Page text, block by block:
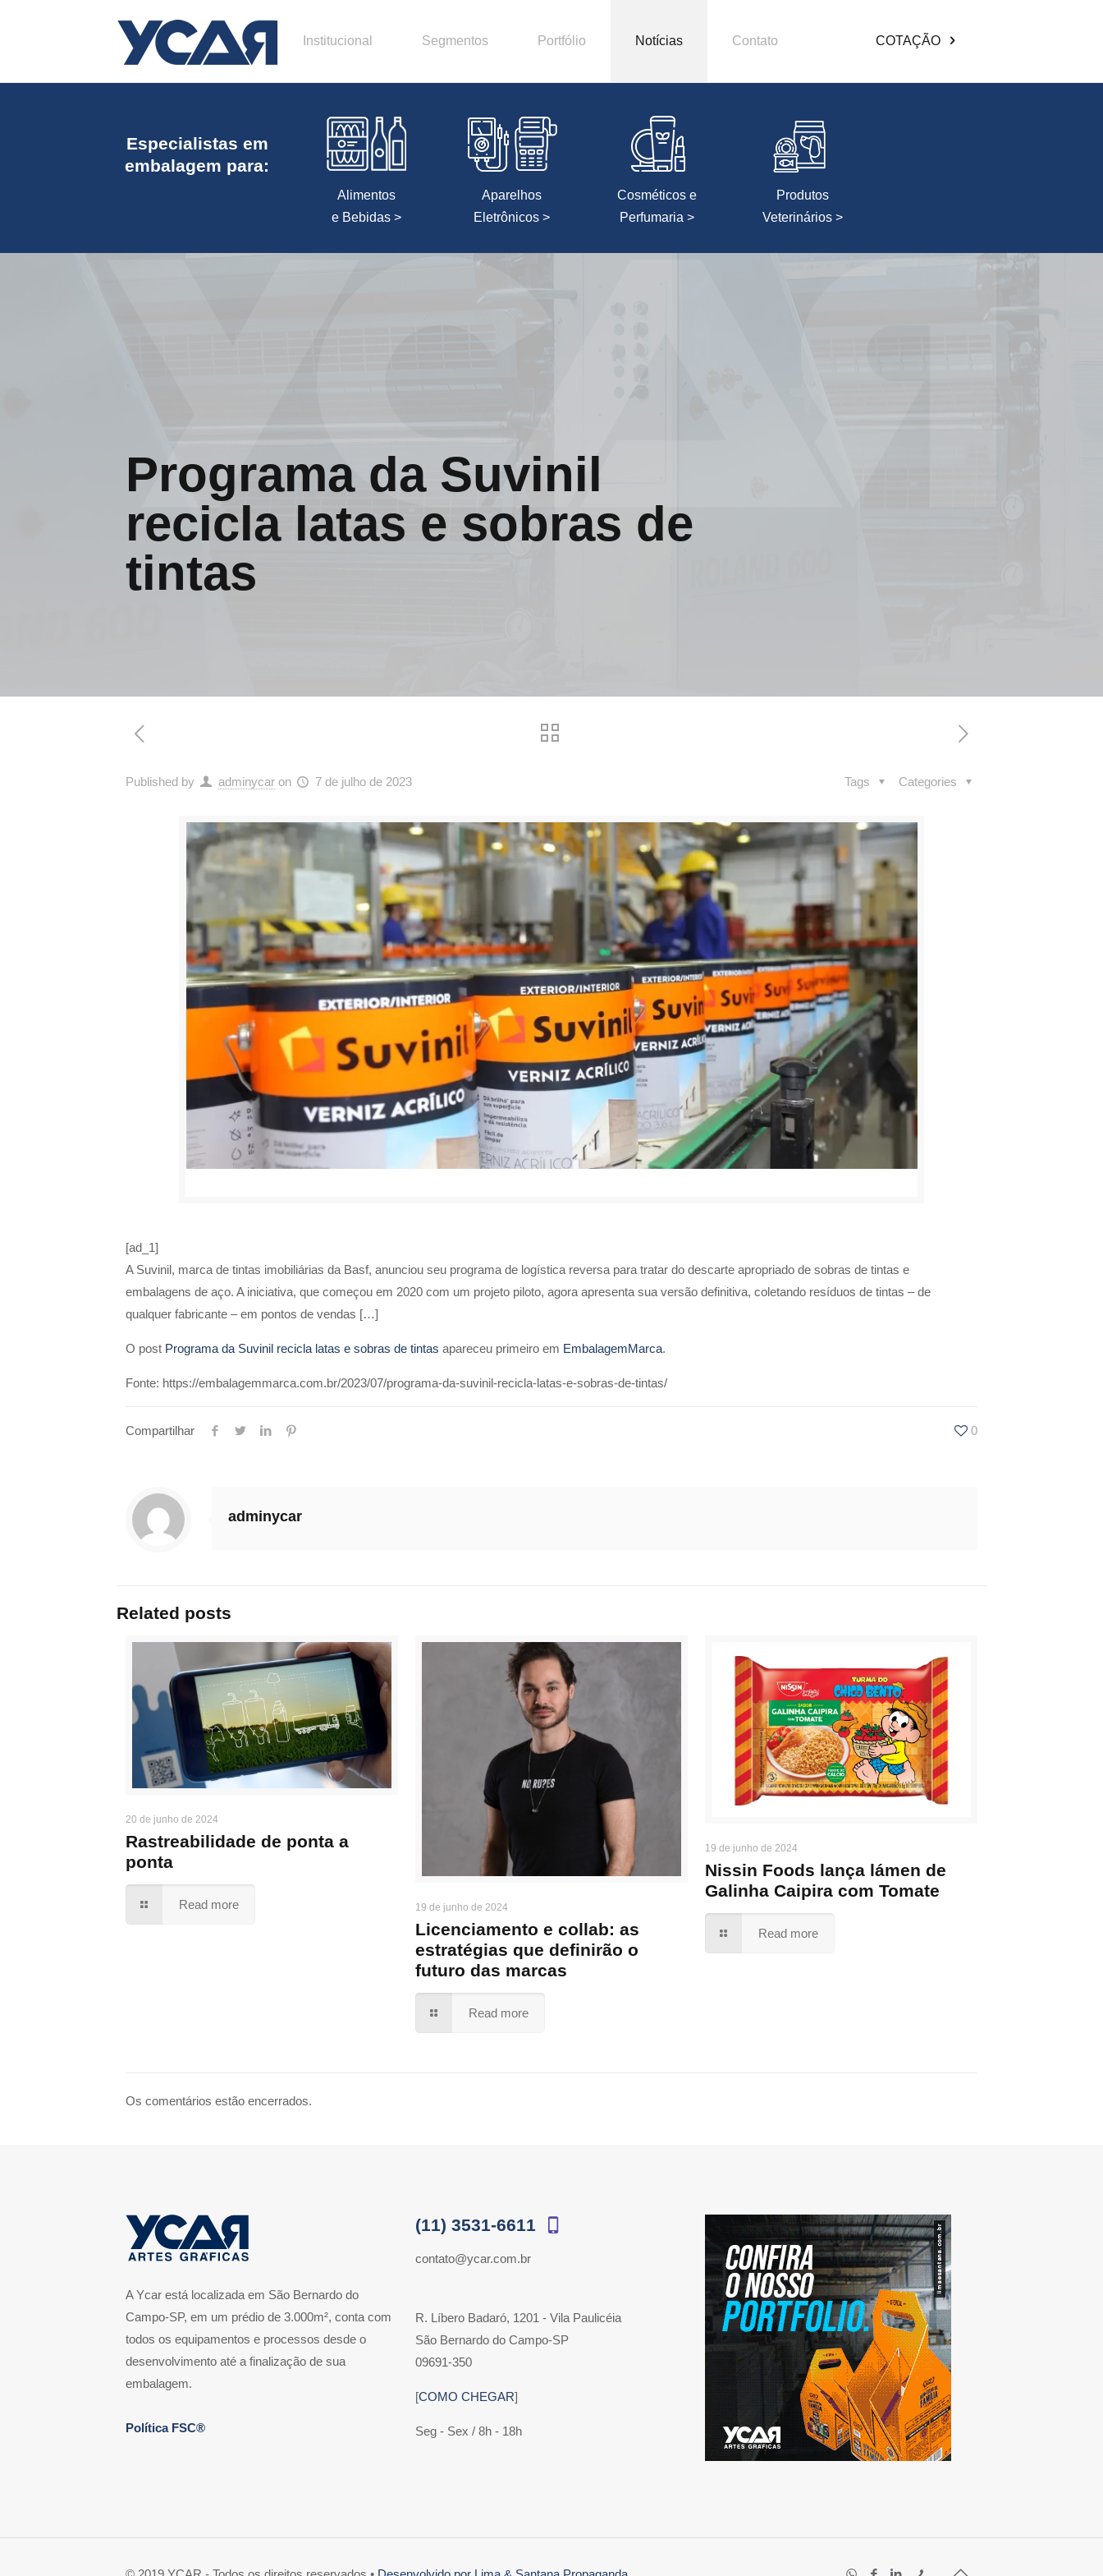
Institucional Segmentos Portfólio Notícias Contato COTAÇÃO
Especialistas em
embalagem para:
Alimentos
e Bebidas >
Aparelhos
Eletrônicos >
Cosméticos e
Perfumaria >
Produtos
Veterinários >
Programa da Suvinil
recicla latas e sobras de
tintas
Published by adminycar on 7 de julho de 2023 Categories
Tags
[ad_1]
A Suvinil, marca de tintas imobiliárias da Basf, anunciou seu programa de logística reversa para tratar do descarte apropriado de sobras de tintas e
embalagens de aço. A iniciativa, que começou em 2020 com um projeto piloto, agora apresenta sua versão definitiva, coletando resíduos de tintas – de
qualquer fabricante – em pontos de vendas […]
O post Programa da Suvinil recicla latas e sobras de tintas apareceu primeiro em EmbalagemMarca.
Fonte: https://embalagemmarca.com.br/2023/07/programa-da-suvinil-recicla-latas-e-sobras-de-tintas/
Compartilhar 0
adminycar
Related posts
20 de junho de 2024
Rastreabilidade de ponta a
ponta
Read more 19 de junho de 2024
Licenciamento e collab: as
estratégias que definirão o
futuro das marcas
Read more
19 de junho de 2024
Nissin Foods lança lámen de
Galinha Caipira com Tomate
Read more
Os comentários estão encerrados.
A Ycar está localizada em São Bernardo do
Campo-SP, em um prédio de 3.000m², conta com
todos os equipamentos e processos desde o
desenvolvimento até a finalização de sua
embalagem.
Política FSC®
(11) 3531-6611
contato@ycar.com.br
R. Líbero Badaró, 1201 - Vila Paulicéia
São Bernardo do Campo-SP
09691-350
[COMO CHEGAR]
Seg - Sex / 8h - 18h